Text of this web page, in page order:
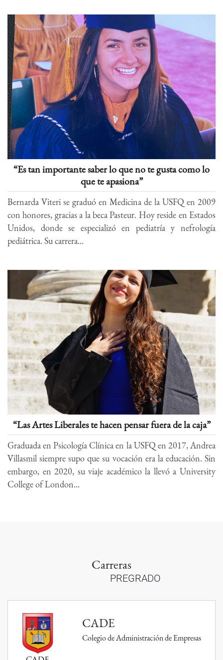
“Es tan importante saber lo que no te gusta como lo
que te apasiona”
Bernarda Viteri se graduó en Medicina de la USFQ en 2009
con honores, gracias a la beca Pasteur. Hoy reside en Estados
Unidos, donde se especializó en pediatría y nefrología
pediátrica. Su carrera...
“Las Artes Liberales te hacen pensar fuera de la caja”
Graduada en Psicología Clínica en la USFQ en 2017, Andrea
Villasmil siempre supo que su vocación era la educación. Sin
embargo, en 2020, su viaje académico la llevó a University
College of London...
Carreras
PREGRADO
CADE
Colegio de Administración de Empresas